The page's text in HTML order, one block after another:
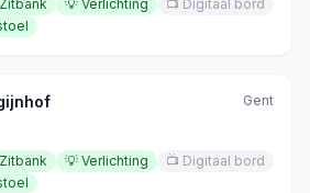
Zitbank 💡 Verlichting 📺 Digitaal bord
Gent
Zitbank 💡 Verlichting 📺 Digitaal bord